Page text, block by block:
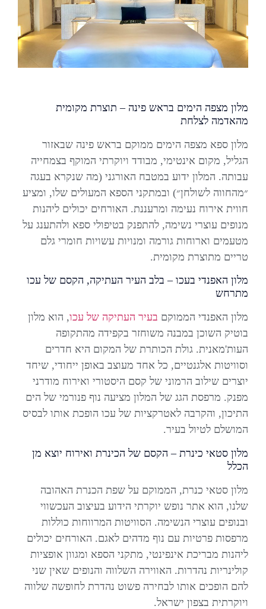
מלון מצפה הימים בראש פינה – תוצרת מקומית
מהאדמה לצלחת
מלון ספא מצפה הימים ממוקם בראש פינה שבאזור
הגליל, מקום אינטימי, מבודד ויוקרתי המוקף בצמחייה
עבותה. המלון ידוע במטבח האורגני (מה שנקרא בעגה
״מהחווה לשולחן״) ובמתקני הספא המעולים שלו, ומציע
חווית אירוח נעימה ומרעננת. האורחים יכולים ליהנות
מנופים עוצרי נשימה, להתפנק בטיפולי ספא ולהתענג על
מטעמים וארוחות גורמה ומנויות עשויות חומרי גלם
טריים מתוצרת מקומית.
מלון האפנדי בעכו – בלב העיר העתיקה, הקסם של עכו
מתרחש
מלון האפנדי הממוקם בעיר העתיקה של עכו, הוא מלון
בוטיק השוכן במבנה משוחזר בקפידה מהתקופה
העות'מאנית. גולת הכותרת של המקום היא חדרים
וסוויטות אלגנטיים, כל אחד מעוצב באופן ייחודי, שיחד
יוצרים שילוב הרמוני של קסם היסטורי ואירוח מודרני
מפנק. מרפסת הגג של המלון מציעה נוף פנורמי של הים
התיכון, והקרבה לאטרקציות של עכו הופכת אותו לבסיס
המושלם לטיול בעיר.
מלון סטאי כינרת – הקסם של הכינרת ואירוח יוצא מן
הכלל
מלון סטאי כנרת, הממוקם על שפת הכנרת האהובה
שלנו, הוא אתר נופש יוקרתי הידוע בעיצוב העכשווי
ובנופים עוצרי הנשימה. הסוויטות המרווחות כוללות
מרפסות פרטיות עם נוף מדהים לאגם. האורחים יכולים
ליהנות מבריכת אינפינטי, מתקני הספא ומגוון אופציות
קולינריות נהדרות. האווירה השלווה והנופים שאין שני
להם הופכים אותו לבחירה פשוט נהדרת לחופשה שלווה
ויוקרתית בצפון ישראל.